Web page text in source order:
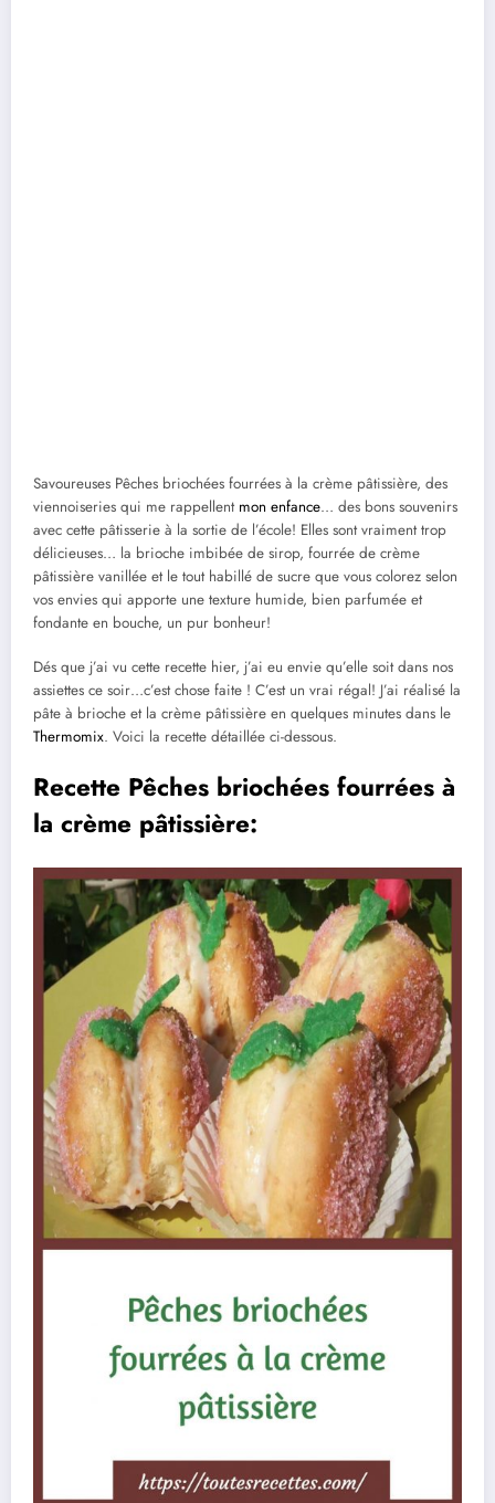
Savoureuses Pêches briochées fourrées à la crème pâtissière, des
viennoiseries qui me rappellent mon enfance… des bons souvenirs
avec cette pâtisserie à la sortie de l’école! Elles sont vraiment trop
délicieuses… la brioche imbibée de sirop, fourrée de crème
pâtissière vanillée et le tout habillé de sucre que vous colorez selon
vos envies qui apporte une texture humide, bien parfumée et
fondante en bouche, un pur bonheur!
Dés que j’ai vu cette recette hier, j’ai eu envie qu’elle soit dans nos
assiettes ce soir…c’est chose faite ! C’est un vrai régal! J’ai réalisé la
pâte à brioche et la crème pâtissière en quelques minutes dans le
Thermomix. Voici la recette détaillée ci-dessous.
Recette Pêches briochées fourrées à
la crème pâtissière: